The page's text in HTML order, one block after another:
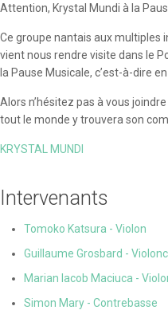
Attention, Krystal Mundi à la
Ce groupe nantais aux multiples
vient nous rendre visite dans le
la Pause Musicale, c’est-à-dire
Alors n’hésitez pas à vous
tout le monde y trouvera son
KRYSTAL MUNDI
Intervenants
Tomoko Katsura - Violon
Guillaume Grosbard -
Marian Iacob Maciuca -
Simon Mary - Contrebasse